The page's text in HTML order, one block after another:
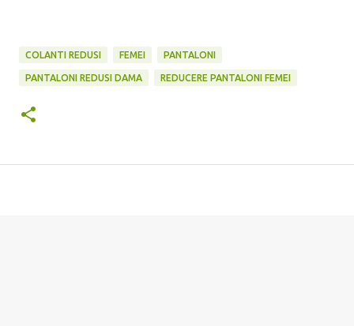
COLANTI REDUSI FEMEI PANTALONI
PANTALONI REDUSI DAMA REDUCERE PANTALONI FEMEI